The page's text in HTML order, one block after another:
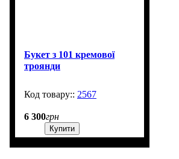
Букет з 101 кремової
троянди
2567
6 300грн
Купити